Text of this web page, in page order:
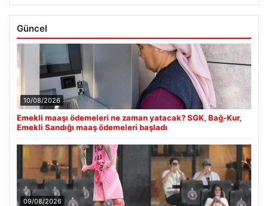
Güncel
10/08/2026
Emekli maaşı ödemeleri ne zaman yatacak? SGK, Bağ-Kur,
Emekli Sandığı maaş ödemeleri başladı
09/08/2026